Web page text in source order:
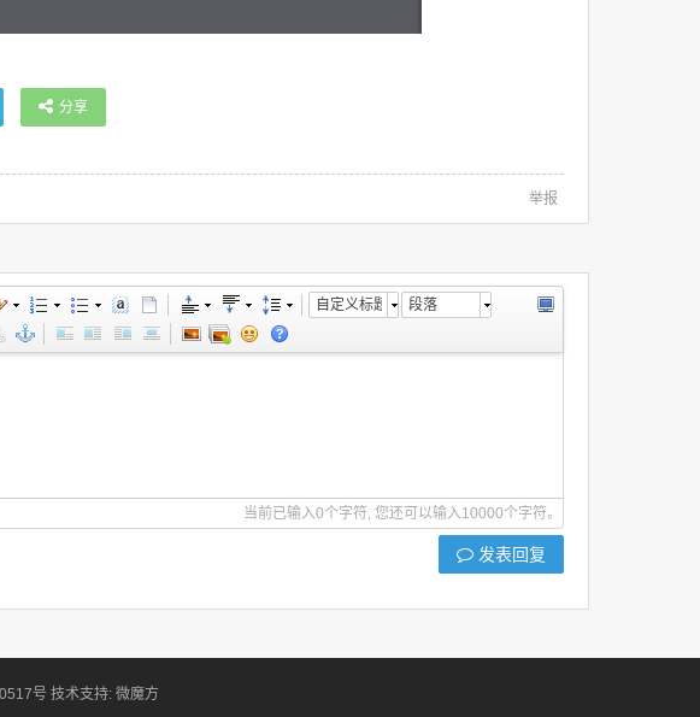
分享
举报
自定义标题
段落
当前已输入0个字符, 您还可以输入10000个字符。
发表回复
号 技术支持: 微魔方